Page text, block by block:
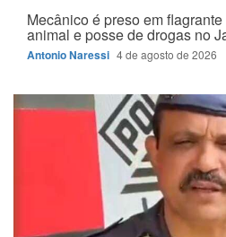
Mecânico é preso em
animal e posse de drogas no
Antonio Naressi 4 de agosto de 2026